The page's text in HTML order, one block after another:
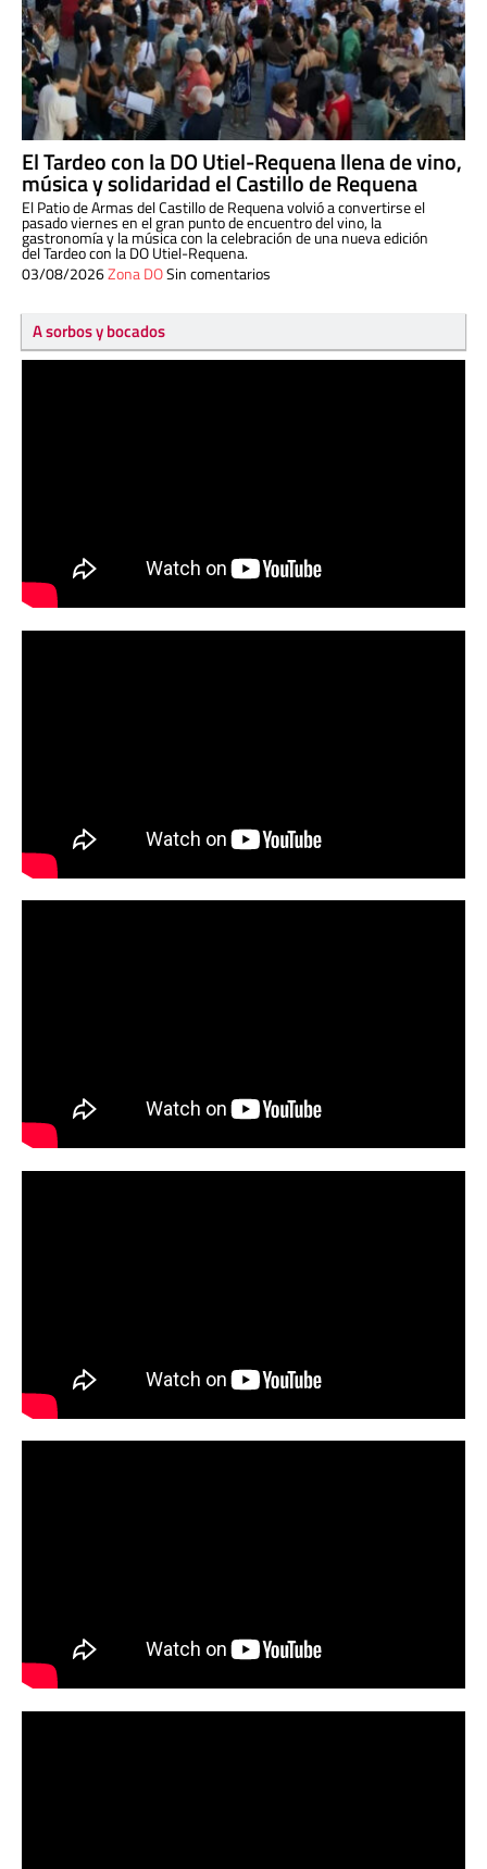
El Tardeo con la DO Utiel-Requena llena de vino,
música y solidaridad el Castillo de Requena
El Patio de Armas del Castillo de Requena volvió a convertirse el
pasado viernes en el gran punto de encuentro del vino, la
gastronomía y la música con la celebración de una nueva edición
del Tardeo con la DO Utiel-Requena.
03/08/2026Zona DOSin comentarios
A sorbos y bocados